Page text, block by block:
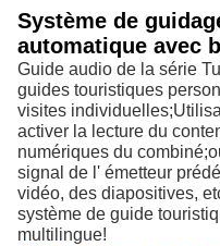
Système de
automatique avec
Guide audio de la série
guides touristiques
visites
activer la lecture du
numériques du
signal de l' émetteur
vidéo, des diapositives,
système de guide
multilingue!